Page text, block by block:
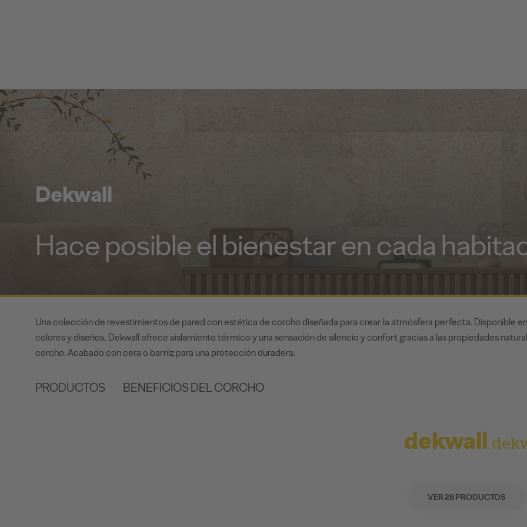
Dekwall
Hace posible el bienestar en cada
Una colección de revestimientos de pared con estética de corcho diseñada para crear la atmósfera perfecta. Disponible
colores y diseños, Dekwall ofrece aislamiento térmico y una sensación de silencio y confort gracias a las propiedades
corcho. Acabado con cera o barniz para una protección duradera.
PRODUCTOS BENEFICIOS DEL CORCHO
dekwall
VER 28 PRODUCTOS